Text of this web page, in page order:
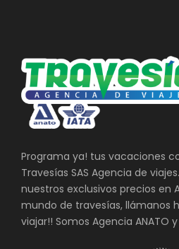
Programa ya! tus vacaciones
Travesías SAS Agencia de
nuestros exclusivos precios en
mundo de travesías, llámanos
viajar!! Somos Agencia ANATO y